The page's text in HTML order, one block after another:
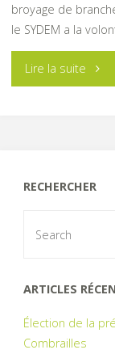
broyage de
le SYDEM a la
Lire la suite
RECHERCHER
ARTICLES
Élection de la
Combrailles